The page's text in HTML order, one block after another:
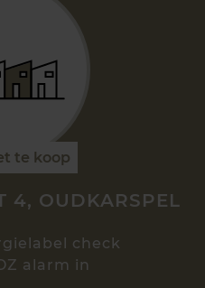
te koop
4, OUDKARSPEL
check
alarm in